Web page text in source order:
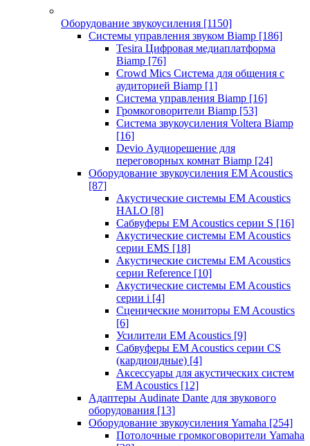
Оборудование звукоусиления [1150]
Системы управления звуком Biamp [186]
Tesira Цифровая медиаплатформа
Biamp [76]
Crowd Mics Система для общения с
аудиторией Biamp [1]
Система управления Biamp [16]
Громкоговорители Biamp [53]
Система звукоусиления Voltera Biamp
[16]
Devio Аудиорешение для
переговорных комнат Biamp [24]
Оборудование звукоусиления EM Acoustics
[87]
Акустические системы EM Acoustics
HALO [8]
Сабвуферы EM Acoustics серии S [16]
Акустические системы EM Acoustics
серии EMS [18]
Акустические системы EM Acoustics
серии Reference [10]
Акустические системы EM Acoustics
серии i [4]
Сценические мониторы EM Acoustics
[6]
Усилители EM Acoustics [9]
Сабвуферы EM Acoustics серии CS
(кардиоидные) [4]
Аксессуары для акустических систем
EM Acoustics [12]
Адаптеры Audinate Dante для звукового
оборудования [13]
Оборудование звукоусиления Yamaha [254]
Потолочные громкоговорители Yamaha